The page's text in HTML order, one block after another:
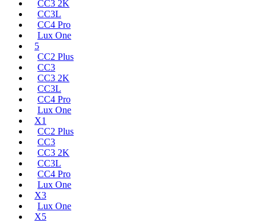
CC3 2K
CC3L
CC4 Pro
Lux One
5
CC2 Plus
CC3
CC3 2K
CC3L
CC4 Pro
Lux One
X1
CC2 Plus
CC3
CC3 2K
CC3L
CC4 Pro
Lux One
X3
Lux One
X5